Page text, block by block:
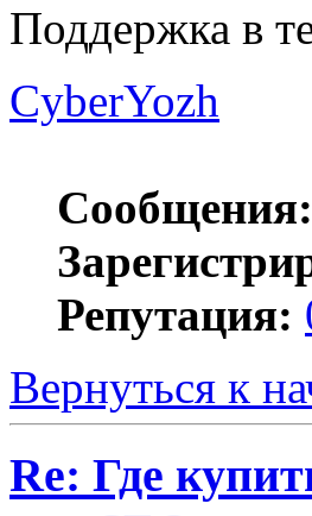
Поддержка в
CyberYozh
Сообщения:
Репутация:
Вернуться к
Re: Где